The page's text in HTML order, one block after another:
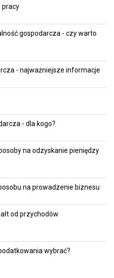
pracy
gospodarcza - czy warto
- najważniejsze informacje
- dla kogo?
na odzyskanie pieniędzy
na prowadzenie biznesu
od przychodów
wybrać?